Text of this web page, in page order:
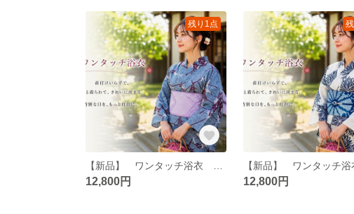
残り1点
12,800円 12,800円